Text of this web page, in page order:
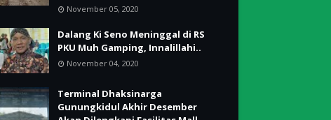
November 05, 2020
Dalang Ki Seno Meninggal di RS
PKU Muh Gamping, Innalillahi..
November 04, 2020
Terminal Dhaksinarga
Gunungkidul Akhir Desember